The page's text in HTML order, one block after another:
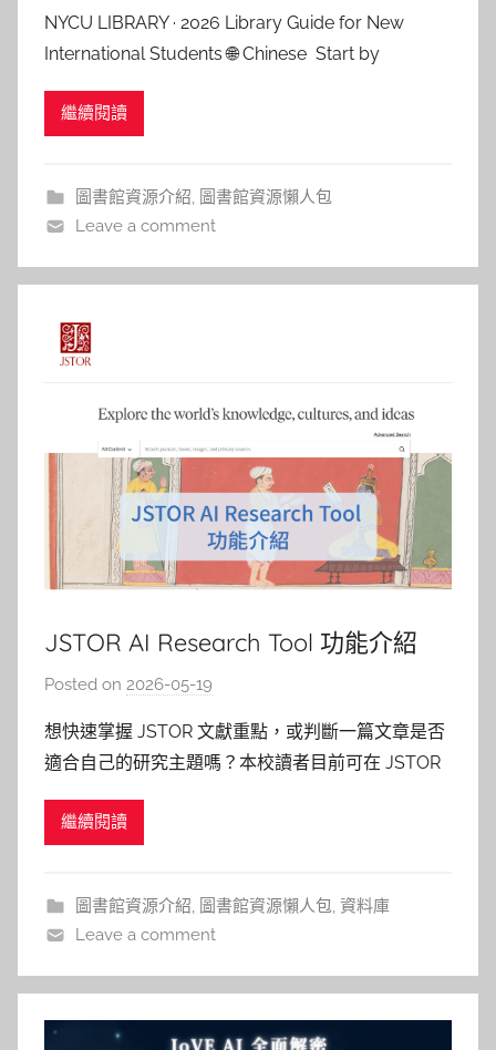
湯
春
NYCU LIBRARY · 2026 Library Guide for New
International Students 🌐 Chinese Start by
entry, and
繼續閱讀
圖書館資源介紹, 圖書館資源懶人包
Leave a comment
JSTOR AI Research Tool 功能介紹
Posted on 2026-05-19
巴
詠
想快速掌握 JSTOR 文獻重點，或判斷一篇文章是否
適合自己的研究主題嗎？本校讀者目前可在 JSTOR
AI Research Tool，透過 AI 輔助進行文本理解、內
繼續閱讀
圖書館資源介紹 圖書館資源懶人包 資料庫
Leave a comment